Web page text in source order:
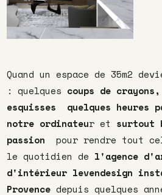
Quand un espace de 35m2
: quelques coups de
esquisses quelques heures
notre ordinateur et surtout
passion pour rendre tout
le quotidien de l'agence
d'intérieur levendesign
Provence depuis quelques